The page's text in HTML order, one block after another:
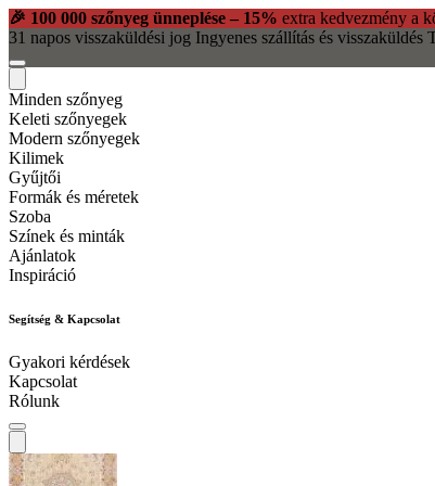
🎉 100 000 szőnyeg ünneplése – 15% extra kedvezmény a
31 napos visszaküldési jog Ingyenes szállítás és visszaküldés
Minden szőnyeg
Keleti szőnyegek
Modern szőnyegek
Kilimek
Gyűjtői
Formák és méretek
Szoba
Színek és minták
Ajánlatok
Inspiráció
Segítség & Kapcsolat
Gyakori kérdések
Kapcsolat
Rólunk